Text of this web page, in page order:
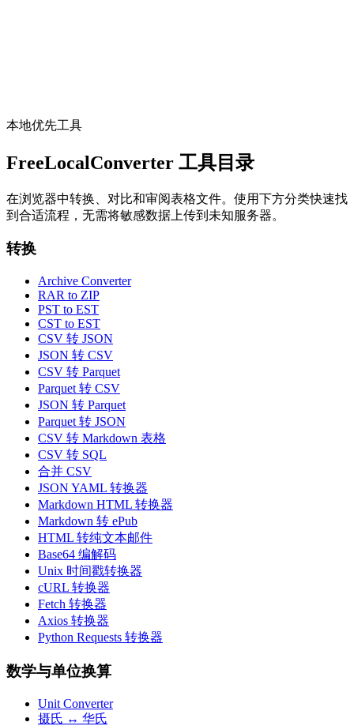
本地优先工具
FreeLocalConverter 工具目录
在浏览器中转换、对比和审阅表格文件。使用下方分类快速找
到合适流程，无需将敏感数据上传到未知服务器。
转换
Archive Converter
RAR to ZIP
PST to EST
CST to EST
CSV 转 JSON
JSON 转 CSV
CSV 转 Parquet
Parquet 转 CSV
JSON 转 Parquet
Parquet 转 JSON
CSV 转 Markdown 表格
CSV 转 SQL
合并 CSV
JSON YAML 转换器
Markdown HTML 转换器
Markdown 转 ePub
HTML 转纯文本邮件
Base64 编解码
Unix 时间戳转换器
cURL 转换器
Fetch 转换器
Axios 转换器
Python Requests 转换器
数学与单位换算
Unit Converter
摄氏 ↔ 华氏